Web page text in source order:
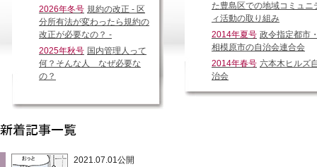
2026年冬号 規約の改正 - 区
分所有法が変わったら規約の
改正が必要なの？ -
2025年秋号 国内管理人って
何？そんな人 なぜ必要な
の？
た豊島区での地域コミュニ
ィ活動の取り組み
2014年夏号 政令指定都市
相模原市の自治会連合会
2014年春号 六本木ヒルズ
治会
2021.07.01公開